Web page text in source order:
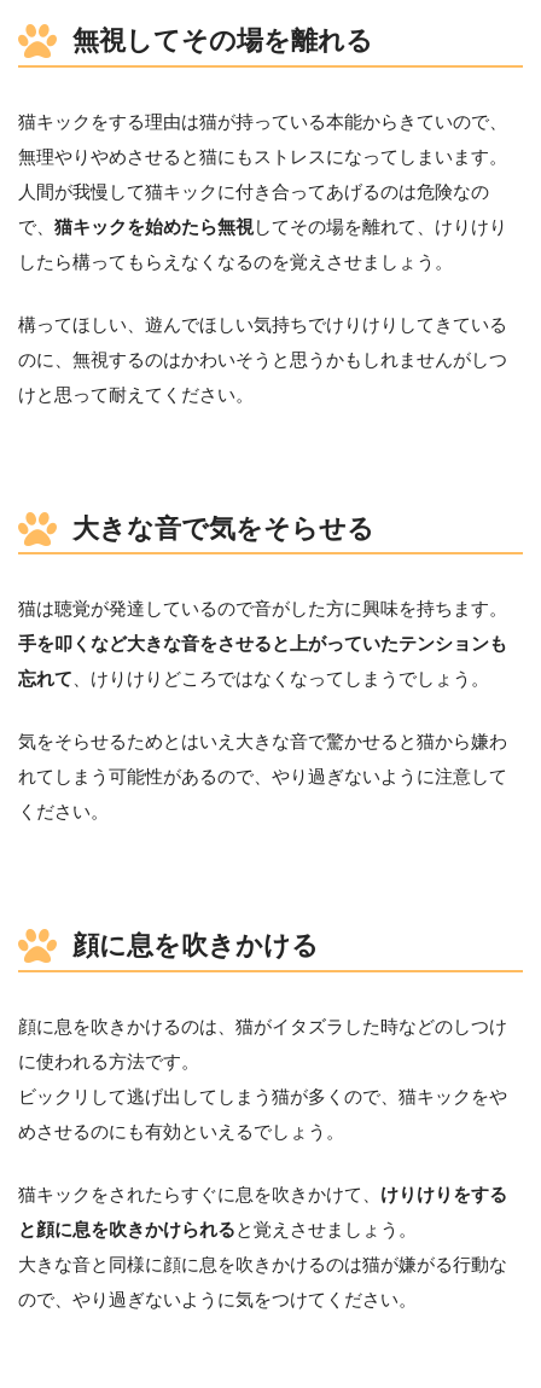
無視してその場を離れる
猫キックをする理由は猫が持っている本能からきていので、
無理やりやめさせると猫にもストレスになってしまいます。
人間が我慢して猫キックに付き合ってあげるのは危険なの
で、 猫キックを始めたら無視してその場を離れて、けりけり
したら構ってもらえなくなるのを覚えさせましょう。
構ってほしい、遊んでほしい気持ちでけりけりしてきている
のに、無視するのはかわいそうと思うかもしれませんがしつ
けと思って耐えてください。
大きな音で気をそらせる
猫は聴覚が発達しているので音がした方に興味を持ちます。
手を叩くなど大きな音をさせると上がっていたテンションも
忘れて 、けりけりどころではなくなってしまうでしょう。
気をそらせるためとはいえ大きな音で驚かせると猫から嫌わ
れてしまう可能性があるので、やり過ぎないように注意して
ください。
顔に息を吹きかける
顔に息を吹きかけるのは、猫がイタズラした時などのしつけ
に使われる方法です。
ビックリして逃げ出してしまう猫が多くので、猫キックをや
めさせるのにも有効といえるでしょう。
猫キックをされたらすぐに息を吹きかけて、 けりけりをする
と顔に息を吹きかけられると覚えさせましょう。
大きな音と同様に顔に息を吹きかけるのは猫が嫌がる行動な
ので、やり過ぎないように気をつけてください。